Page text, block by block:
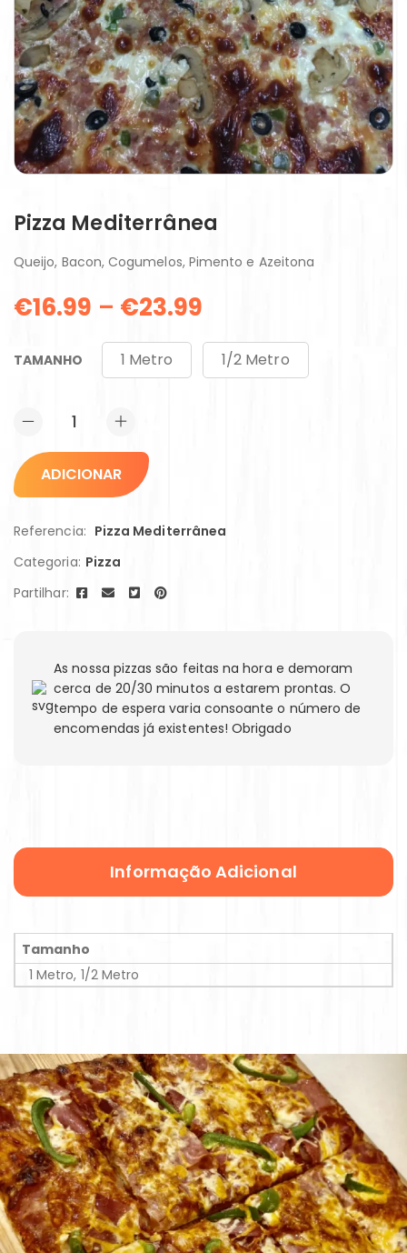
Pizza Mediterrânea
Queijo, Bacon, Cogumelos, Pimento e Azeitona
€16.99 – €23.99
TAMANHO 1 Metro 1/2 Metro
ADICIONAR
Referencia: Pizza Mediterrânea
Categoria: Pizza
Partilhar:
As nossa pizzas são feitas na hora e demoram
cerca de 20/30 minutos a estarem prontas. O
tempo de espera varia consoante o número de
encomendas já existentes! Obrigado
Informação Adicional
Tamanho
1 Metro, 1/2 Metro